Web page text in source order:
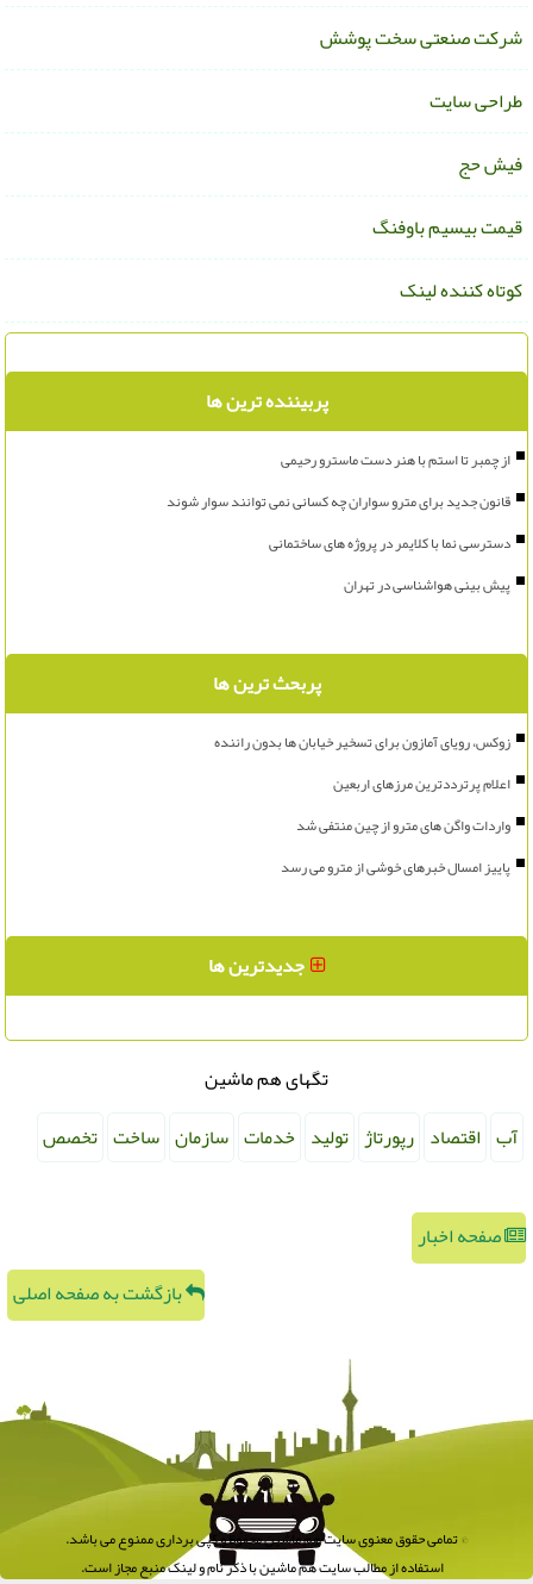
صنعتی سخت پوشش
سایت
حج
بیسیم باوفنگ
کننده لینک
پربیننده ترین ها
از چمبر تا استم با هنر دست ماسترو رحیمی
قانون جدید برای مترو سواران چه کسانی نمی توانند سوار شوند
دسترسی نما با کلایمر در پروژه های ساختمانی
پیش بینی هواشناسی در تهران
پربحث ترین ها
زوکس، رویای آمازون برای تسخیر خیابان ها بدون راننده
اعلام پرترددترین مرزهای اربعین
واردات واگن های مترو از چین منتفی شد
پاییز امسال خبرهای خوشی از مترو می رسد
جدیدترین ها
تگهای هم ماشین
آب
اقتصاد رپورتاژ تولید خدمات سازمان ساخت تخصص
صفحه اخبار
بازگشت به صفحه اصلی
© تمامی حقوق معنوی سایت هم ماشین محفوظ و کپی برداری ممنوع می باشد.
استفاده از مطالب سایت هم ماشین با ذکر نام و لینک منبع مجاز است.